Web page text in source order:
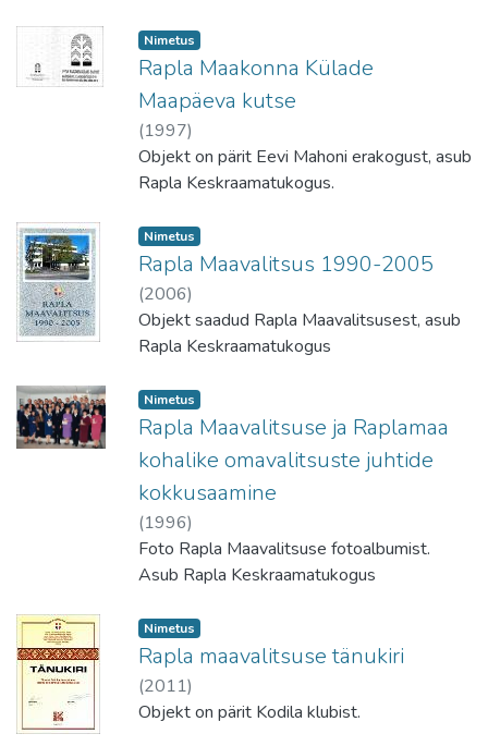
Nimetus
Rapla Maakonna Külade
Maapäeva kutse
(1997)
Objekt on pärit Eevi Mahoni erakogust, asub
Rapla Keskraamatukogus.
Nimetus
Rapla Maavalitsus 1990-2005
(2006)
Objekt saadud Rapla Maavalitsusest, asub
Rapla Keskraamatukogus
Nimetus
Rapla Maavalitsuse ja Raplamaa
kohalike omavalitsuste juhtide
kokkusaamine
(1996)
Foto Rapla Maavalitsuse fotoalbumist.
Asub Rapla Keskraamatukogus
Nimetus
Rapla maavalitsuse tänukiri
(2011)
Objekt on pärit Kodila klubist.